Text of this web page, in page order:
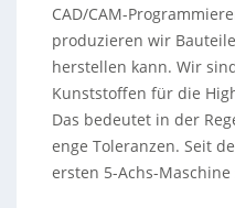
CAD/CAM-
produzieren wir
herstellen kann. Wir
Kunststoffen für die
Das bedeutet in der
enge Toleranzen. Seit
ersten 5-Achs-